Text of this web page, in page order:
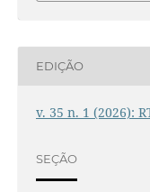
EDIÇÃO
v. 35 n. 1 (2026):
SEÇÃO